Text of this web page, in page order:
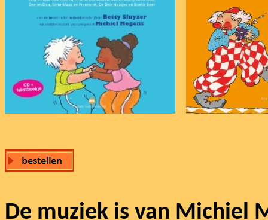
De muziek is van Michiel